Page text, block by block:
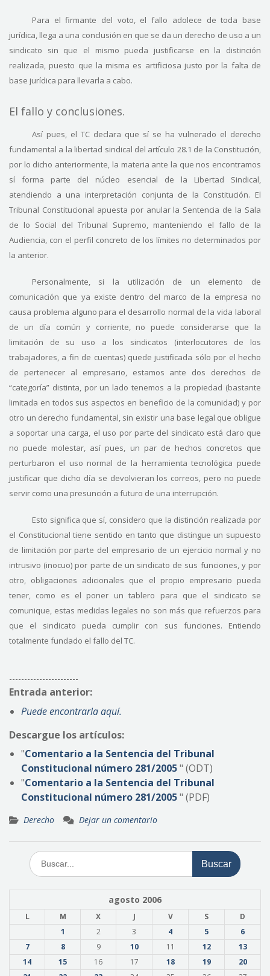
Para el firmante del voto, el fallo adolece de toda base
jurídica, llega a una conclusión en que se da un derecho de uso a un
sindicato sin que el mismo pueda justificarse en la distinción
realizada, puesto que la misma es artificiosa justo por la falta de
base jurídica para llevarla a cabo.
El fallo y conclusiones.
Así pues, el TC declara que sí se ha vulnerado el derecho
fundamental a la libertad sindical del artículo 28.1 de la Constitución,
por lo dicho anteriormente, la materia ante la que nos encontramos
sí forma parte del núcleo esencial de la Libertad Sindical,
atendiendo a una interpretación conjunta de la Constitución. El
Tribunal Constitucional apuesta por anular la Sentencia de la Sala
de lo Social del Tribunal Supremo, manteniendo el fallo de la
Audiencia, con el perfil concreto de los límites no determinados por
la anterior.
Personalmente, si la utilización de un elemento de
comunicación que ya existe dentro del marco de la empresa no
causa problema alguno para el desarrollo normal de la vida laboral
de un día común y corriente, no puede considerarse que la
limitación de su uso a los sindicatos (interlocutores de los
trabajadores, a fin de cuentas) quede justificada sólo por el hecho
de pertenecer al empresario, estamos ante dos derechos de
“categoría” distinta, por un lado tenemos a la propiedad (bastante
limitada en todos sus aspectos en beneficio de la comunidad) y por
otro un derecho fundamental, sin existir una base legal que obligue
a soportar una carga, el uso por parte del sindicato está claro que
no puede molestar, así pues, un par de hechos concretos que
perturbaron el uso normal de la herramienta tecnológica puede
justificar que dicho día se devolvieran los correos, pero no puede
servir como una presunción a futuro de una interrupción.
Esto significa que sí, considero que la distinción realizada por
el Constitucional tiene sentido en tanto que distingue un supuesto
de limitación por parte del empresario de un ejercicio normal y no
intrusivo (inocuo) por parte de un sindicato de sus funciones, y por
otro, obligaciones adicionales que el propio empresario pueda
tener, como es el poner un tablero para que el sindicato se
comunique, estas medidas legales no son más que refuerzos para
que el sindicato pueda cumplir con sus funciones. Entiendo
totalmente fundado el fallo del TC.
-----------------------
Entrada anterior:
Puede encontrarla aquí.
Descargue los artículos:
"Comentario a la Sentencia del Tribunal
Constitucional número 281/2005" (ODT)
"Comentario a la Sentencia del Tribunal
Constitucional número 281/2005" (PDF)
Derecho Dejar un comentario
Buscar:
agosto 2006
L M X J V S
D
1
2 3 4 5
6
7
8 9 10 11 12
13
14
15 16 17 18 19
20